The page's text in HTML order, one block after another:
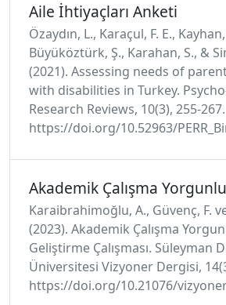
Aile İhtiyaçları Anketi
Özaydın, L., Karaçul, F. E.,
Büyüköztürk, Ş., Karahan, S., &
(2021). Assessing needs of
with disabilities in Turkey.
Research Reviews, 10(3), 255-267.
https://doi.org/10.52963/
Akademik Çalışma
Karaibrahimoğlu, A., Güvenç, F.
(2023). Akademik Çalışma
Geliştirme Çalışması. Süleyman
Üniversitesi Vizyoner Dergisi,
https://doi.org/10.21076/